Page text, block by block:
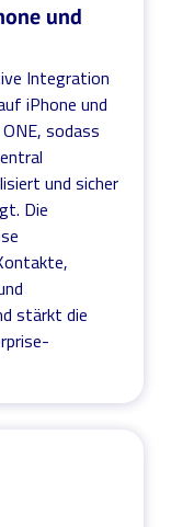
und
Integration
iPhone und
sodass
und sicher
Die
stärkt die